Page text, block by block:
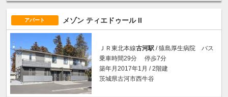
アパート メゾン ティエドゥール II
ＪＲ東北本線古河駅 / 猿島厚生病院 バス
乗車時間29分 停歩7分
築年月2017年1月 / 2階建
茨城県古河市西牛谷